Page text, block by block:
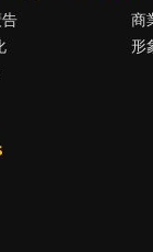
商
形